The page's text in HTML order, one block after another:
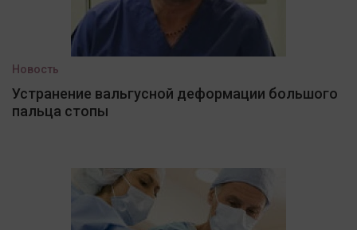
Новость
Устранение вальгусной деформации большого
пальца стопы